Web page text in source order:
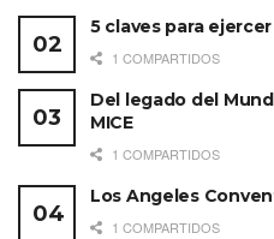
5 claves para
1 COMPARTIDOS
Del legado del
MICE
1 COMPARTIDOS
Los Angeles
1 COMPARTIDOS